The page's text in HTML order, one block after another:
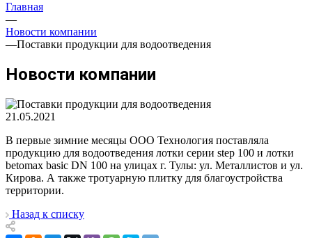
Главная
—
Новости компании
—Поставки продукции для водоотведения
Новости компании
21.05.2021
В первые зимние месяцы ООО Технология поставляла
продукцию для водоотведения лотки серии step 100 и лотки
betomax basic DN 100 на улицах г. Тулы: ул. Металлистов и ул.
Кирова. А также тротуарную плитку для благоустройства
территории.
Назад к списку